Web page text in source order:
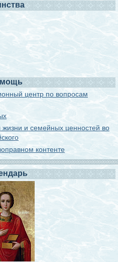
центр по вопросам
и семейных ценностей во
контенте